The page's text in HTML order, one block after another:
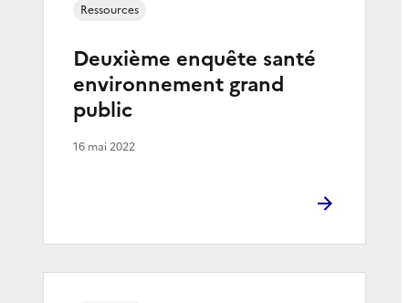
Deuxième enquête santé
environnement grand
public
Ressources
16 mai 2022